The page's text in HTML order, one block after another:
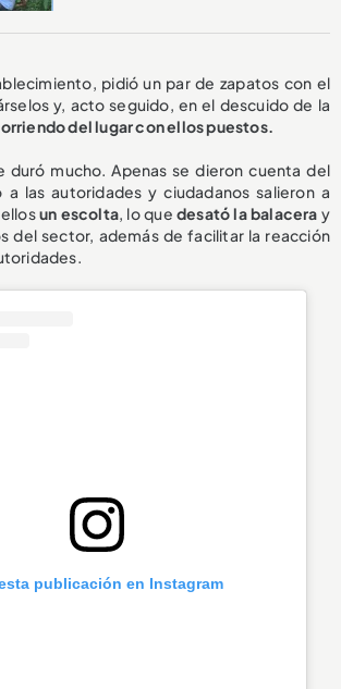
pidió un par de zapatos con el
y, acto seguido, en el descuido de la
del lugar con ellos puestos.
duró mucho. Apenas se dieron cuenta del
a las autoridades y ciudadanos salieron a
un escolta, lo que desató la balacera y
del sector, además de facilitar la reacción
publicación en Instagram